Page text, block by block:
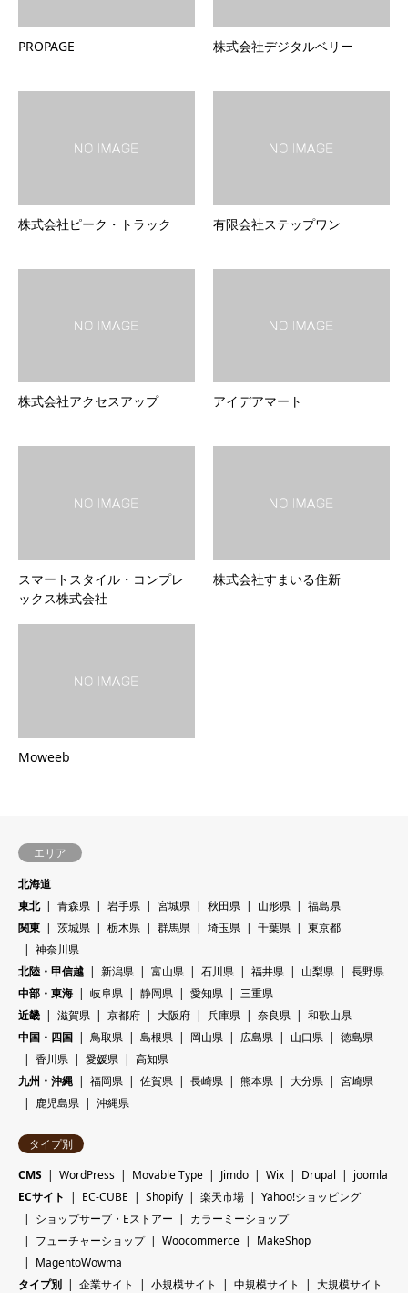
PROPAGE 株式会社デジタルベリー
株式会社ピーク・トラック 有限会社ステップワン
株式会社アクセスアップ アイデアマート
スマートスタイル・コンプレ
ックス株式会社
株式会社すまいる住新
Moweeb
エリア
北海道
東北
青森県 岩手県 宮城県 秋田県 山形県
福島県
関東
茨城県 栃木県 群馬県 埼玉県 千葉県
東京都
神奈川県
北陸・甲信越
新潟県 富山県 石川県 福井県 山梨県
長野県
中部・東海
岐阜県 静岡県 愛知県
三重県
近畿
滋賀県 京都府 大阪府 兵庫県 奈良県
和歌山県
中国・四国
鳥取県 島根県 岡山県 広島県 山口県
徳島県
香川県
愛媛県
高知県
九州・沖縄
福岡県 佐賀県 長崎県 熊本県 大分県
宮崎県
鹿児島県
沖縄県
タイプ別
CMS
WordPress Movable Type Jimdo Wix Drupal
joomla
ECサイト
EC-CUBE Shopify 楽天市場
Yahoo!ショッピング
ショップサーブ・Eストアー
カラーミーショップ
フューチャーショップ
Woocommerce
MakeShop
MagentoWowma
タイプ別
企業サイト 小規模サイト 中規模サイト 大規模サイト